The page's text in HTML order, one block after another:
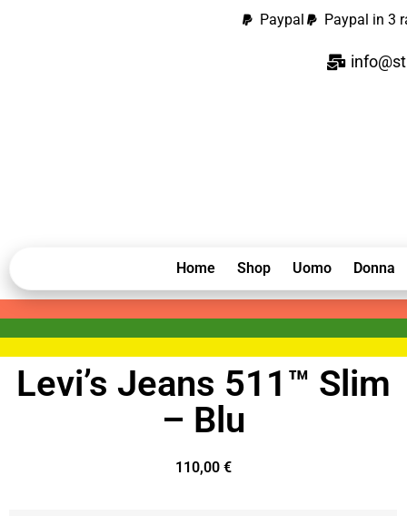
Paypal Paypal in 3
Home Shop Uomo Donna
Levi’s Jeans 511™ Slim
– Blu
110,00 €